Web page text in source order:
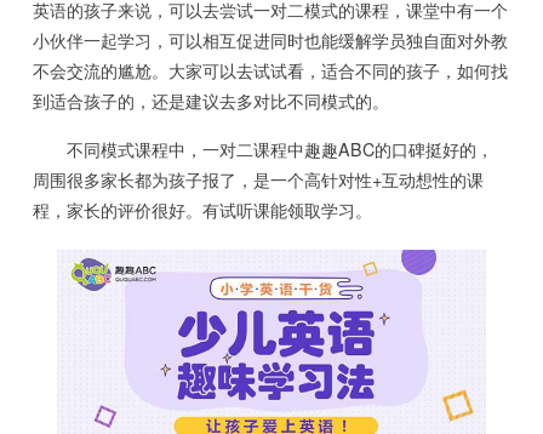
英语的孩子来说，可以去尝试一对二模式的课程，课堂中有一个
小伙伴一起学习，可以相互促进同时也能缓解学员独自面对外教
不会交流的尴尬。大家可以去试试看，适合不同的孩子，如何找
到适合孩子的，还是建议去多对比不同模式的。
不同模式课程中，一对二课程中趣趣ABC的口碑挺好的，
周围很多家长都为孩子报了，是一个高针对性+互动想性的课
程，家长的评价很好。有试听课能领取学习。